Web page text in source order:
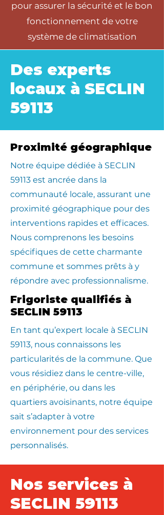
pour assurer la sécurité et le bon
fonctionnement de votre
système de climatisation
Des experts
locaux à SECLIN
59113
Proximité géographique
​Notre équipe dédiée à SECLIN
59113 est ancrée dans la
communauté locale, assurant une
proximité géographique pour des
interventions rapides et efficaces.
Nous comprenons les besoins
spécifiques de cette charmante
commune et sommes prêts à y
répondre avec professionnalisme.
Frigoriste qualifiés à
SECLIN 59113
En tant qu’expert locale à SECLIN
59113, nous connaissons les
particularités de la commune. Que
vous résidiez dans le centre-ville,
en périphérie, ou dans les
quartiers avoisinants, notre équipe
sait s’adapter à votre
environnement pour des services
personnalisés.
Nos services à
SECLIN 59113